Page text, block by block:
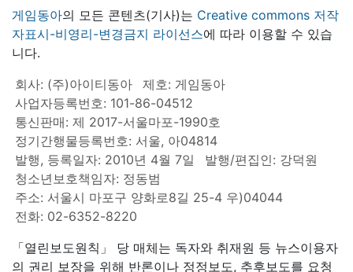
게임동아의 모든 콘텐츠(기사)는 Creative commons 저작
자표시-비영리-변경금지 라이선스에 따라 이용할 수 있습
니다.
회사: (주)아이티동아
제호: 게임동아
사업자등록번호: 101-86-04512
통신판매: 제 2017-서울마포-1990호
정기간행물등록번호: 서울, 아04814
발행, 등록일자: 2010년 4월 7일
발행/편집인: 강덕원
청소년보호책임자: 정동범
주소: 서울시 마포구 양화로8길 25-4 우)04044
전화: 02-6352-8220
「열린보도원칙」 당 매체는 독자와 취재원 등 뉴스이용자
의 권리 보장을 위해 반론이나 정정보도, 추후보도를 요청